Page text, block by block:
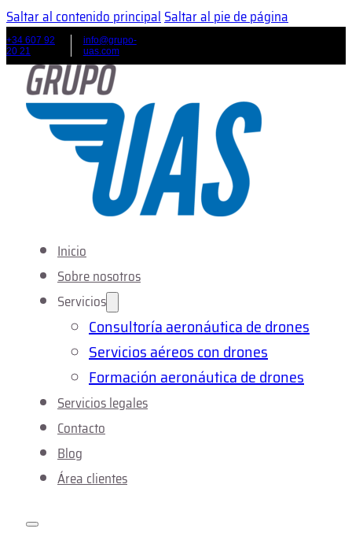
Saltar al contenido principal Saltar al pie de página
+34 607 92
20 21
info@grupo-
uas.com
Inicio
Sobre nosotros
Servicios
Consultoría aeronáutica de drones
Servicios aéreos con drones
Formación aeronáutica de drones
Servicios legales
Contacto
Blog
Área clientes